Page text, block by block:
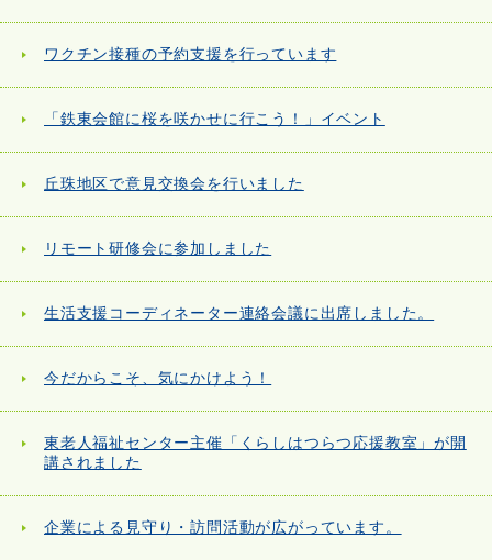
ワクチン接種の予約支援を行っています
「鉄東会館に桜を咲かせに行こう！」イベント
丘珠地区で意見交換会を行いました
リモート研修会に参加しました
生活支援コーディネーター連絡会議に出席しました。
今だからこそ、気にかけよう！
東老人福祉センター主催「くらしはつらつ応援教室」が開
講されました
企業による見守り・訪問活動が広がっています。